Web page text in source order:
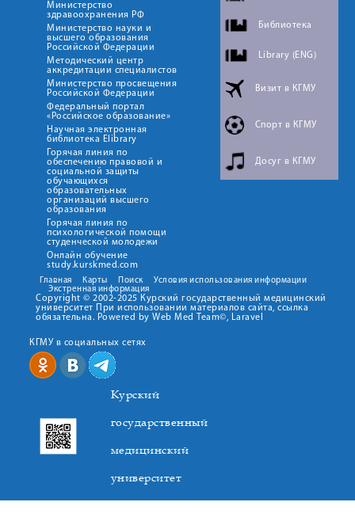
Министерство
здравоохранения РФ
Министерство науки и
высшего образования
Российской Федерации
Методический центр
аккредитации специалистов
Министерство просвещения
Российской Федерации
Федеральный портал
«Российское образование»
Научная электронная
библиотека Elibrary
Горячая линия по
обеспечению правовой и
социальной защиты
обучающихся
образовательных
организаций высшего
образования
Горячая линия по
психологической помощи
студенческой молодежи
Онлайн обучение
study.kurskmed.com
Библиотека
Library (ENG)
Визит в КГМУ
Спорт в КГМУ
Досуг в КГМУ
Главная Карты Поиск
Условия использования информации
Экстренная информация
Copyright © 2002-2025 Курский государственный медицинский
университет При использовании материалов сайта, ссылка
обязательна. Powered by Web Med Team©, Laravel
КГМУ в социальных сетях
Курский
государственный
медицинский
университет